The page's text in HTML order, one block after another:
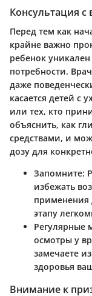
Консультация с
Перед тем как
крайне важно
ребенок
потребности.
даже
касается детей с
или тех, кто
объяснить, как
средствами, и
дозу для
Запомните:
избежать
применения
этапу
Регулярные
осмотры у
замечаете
здоровья
Внимание к